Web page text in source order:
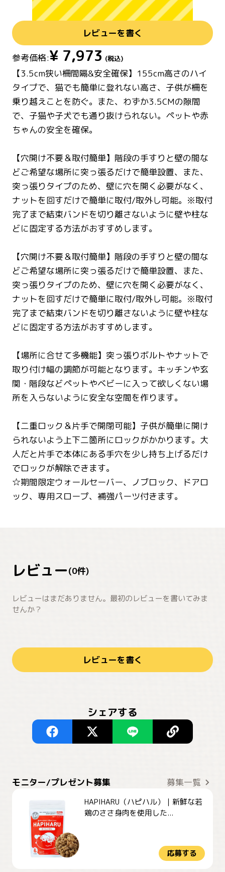
レビューを書く
参考価格:¥ 7,973 (税込)
【3.5cm狭い柵間隔&安全確保】155cm高さのハイ
タイプで、猫でも簡単に登れない高さ、子供が柵を
乗り越えことを防ぐ。また、わずか3.5CMの隙間
で、子猫や子犬でも通り抜けられない。ペットや赤
ちゃんの安全を確保。
【穴開け不要＆取付簡単】階段の手すりと壁の間な
どご希望な場所に突っ張るだけで簡単設置、また、
突っ張りタイプのため、壁に穴を開く必要がなく、
ナットを回すだけで簡単に取付/取外し可能。※取付
完了まで結束バンドを切り離さないように壁や柱な
どに固定する方法がおすすめします。
【穴開け不要＆取付簡単】階段の手すりと壁の間な
どご希望な場所に突っ張るだけで簡単設置、また、
突っ張りタイプのため、壁に穴を開く必要がなく、
ナットを回すだけで簡単に取付/取外し可能。※取付
完了まで結束バンドを切り離さないように壁や柱な
どに固定する方法がおすすめします。
【場所に合せて多機能】突っ張りボルトやナットで
取り付け幅の調節が可能となります。キッチンや玄
関・階段などペットやベビーに入って欲しくない場
所を入らないように安全な空間を作ります。
【二重ロック＆片手で開閉可能】子供が簡単に開け
られないよう上下二箇所にロックがかかります。大
人だと片手で本体にある手穴を少し持ち上げるだけ
でロックが解除できます。
☆期間限定ウォールセーバー、ノブロック、ドアロ
ック、専用スロープ、補強パーツ付きます。
レビュー(0件)
レビューはまだありません。最初のレビューを書いてみま
せんか？
レビューを書く
シェアする
モニター/プレゼント募集 募集一覧
HAPIHARU（ハピハル）｜新鮮な若
鶏のささ身肉を使用した...
応募する